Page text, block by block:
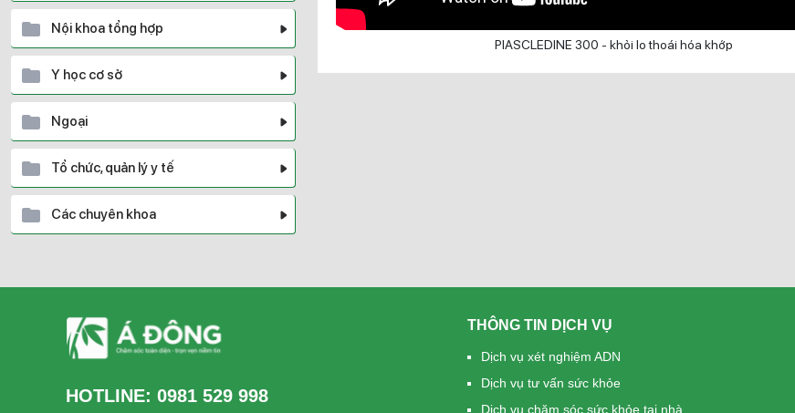
Nội khoa tổng hợp
Y học cơ sở
Ngoại
Tổ chức, quản lý y tế
Các chuyên khoa
PIASCLEDINE 300 - khỏi lo thoái hóa khớp
HOTLINE: 0981 529 998
THÔNG TIN DỊCH VỤ
Dịch vụ xét nghiệm ADN
Dịch vụ tư vấn sức khỏe
Dịch vụ chăm sóc sức khỏe tại nhà